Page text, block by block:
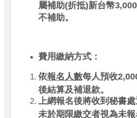
屬補助(折抵)新台幣
不補助。
費用繳納方式：
依報名人數每人預收
後結算及補退款。
上網報名後將收到秘書處
未於期限繳交者視為未報